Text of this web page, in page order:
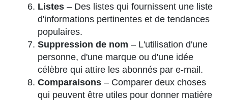
Listes – Des listes qui fournissent une liste
d'informations pertinentes et de tendances
populaires.
Suppression de nom – L'utilisation d'une
personne, d'une marque ou d'une idée
célèbre qui attire les abonnés par e-mail.
Comparaisons – Comparer deux choses
qui peuvent être utiles pour donner matière